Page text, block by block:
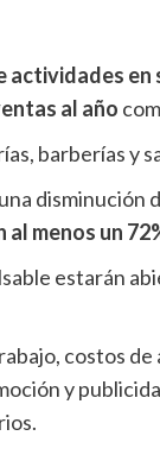
actividades
al año
barberías y
disminución
al menos un
estarán
costos de
y